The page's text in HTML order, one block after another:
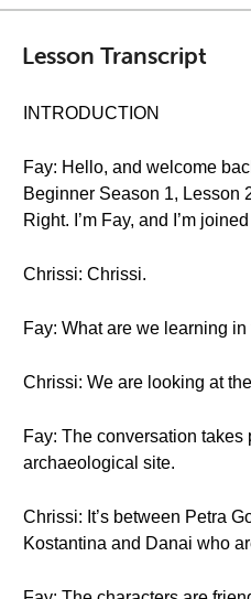
Lesson Transcript
INTRODUCTION
Fay: Hello, and welcome
Beginner Season 1, Lesson
Right. I’m Fay, and I’m
Chrissi: Chrissi.
Fay: What are we learning
Chrissi: We are looking at
Fay: The conversation takes
archaeological site.
Chrissi: It’s between Petra
Kostantina and Danai who